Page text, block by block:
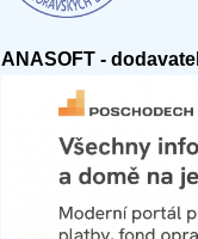
ANASOFT -